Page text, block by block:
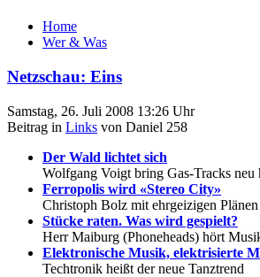
Home
Wer & Was
Netzschau: Eins
Samstag, 26. Juli 2008 13:26 Uhr
Beitrag in Links von Daniel 258
Der Wald lichtet sich
Wolfgang Voigt bring Gas-Tracks neu
Ferropolis wird «Stereo City»
Christoph Bolz mit ehrgeizigen Plänen
Stücke raten. Was wird gespielt?
Herr Maiburg (Phoneheads) hört
Elektronische Musik, elektrisierte
Techtronik heißt der neue Tanztrend